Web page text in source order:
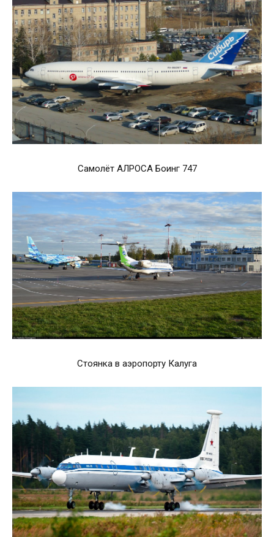
Самолёт АЛРОСА Боинг 747
Стоянка в аэропорту Калуга